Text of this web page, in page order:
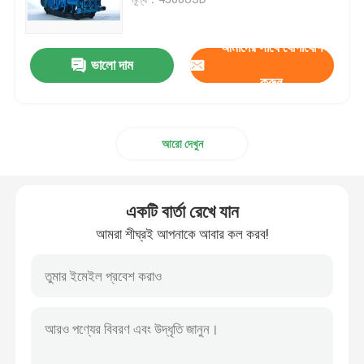
ভালো দাম
আমাদের সাথে যোগাযোগ
করুন
আরো দেখুন
একটি বার্তা রেখে যান
আমরা শীঘ্রই আপনাকে আবার কল করব!